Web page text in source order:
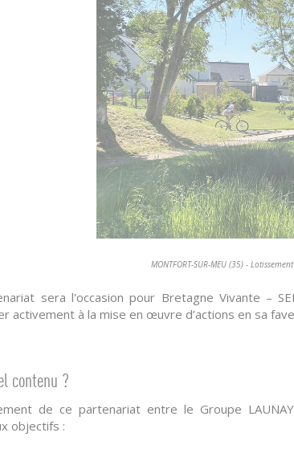
MONTFORT-SUR-MEU (35) -
sera l'occasion pour Bretagne Vivante –
activement à la mise en œuvre d’actions en sa
contenu ?
de ce partenariat entre le Groupe
objectifs :